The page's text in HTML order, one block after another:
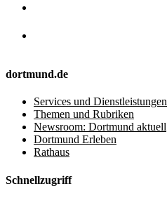
dortmund.de
Services und Dienstleistungen
Themen und Rubriken
Newsroom: Dortmund aktuell
Dortmund Erleben
Rathaus
Schnellzugriff